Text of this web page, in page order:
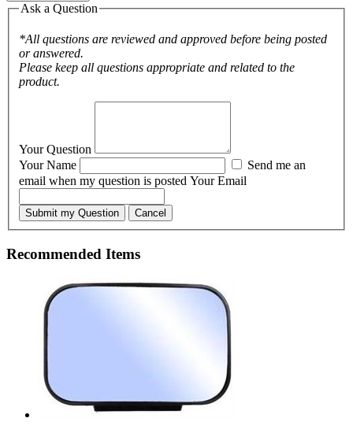
Ask a Question
*All questions are reviewed and approved before being posted
or answered.
Please keep all questions appropriate and related to the
product.
Your Question
Your Name
email when my question is posted Your Email
Submit my Question Cancel
Recommended Items